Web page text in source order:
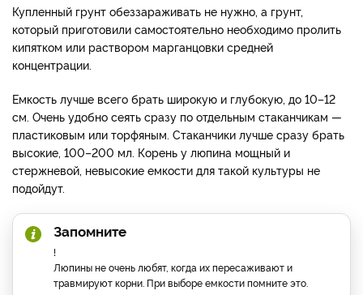
Купленный грунт обеззараживать не нужно, а грунт,
который приготовили самостоятельно необходимо пролить
кипятком или раствором марганцовки средней
концентрации.
Емкость лучше всего брать широкую и глубокую, до 10–12
см. Очень удобно сеять сразу по отдельным стаканчикам —
пластиковым или торфяным. Стаканчики лучше сразу брать
высокие, 100–200 мл. Корень у люпина мощный и
стержневой, невысокие емкости для такой культуры не
подойдут.
Запомните
!
Люпины не очень любят, когда их пересаживают и
травмируют корни. При выборе емкости помните это.